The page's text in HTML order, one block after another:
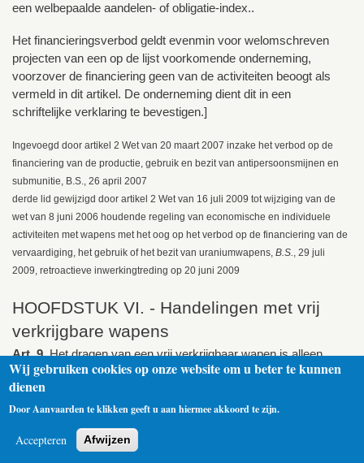
een welbepaalde aandelen- of obligatie-index..
Het financieringsverbod geldt evenmin voor welomschreven
projecten van een op de lijst voorkomende onderneming,
voorzover de financiering geen van de activiteiten beoogt als
vermeld in dit artikel. De onderneming dient dit in een
schriftelijke verklaring te bevestigen.]
Ingevoegd door artikel 2 Wet van 20 maart 2007 inzake het verbod op de
financiering van de productie, gebruik en bezit van antipersoonsmijnen en
submunitie, B.S., 26 april 2007
derde lid gewijzigd door artikel 2 Wet van 16 juli 2009 tot wijziging van de
wet van 8 juni 2006 houdende regeling van economische en individuele
activiteiten met wapens met het oog op het verbod op de financiering van de
vervaardiging, het gebruik of het bezit van uraniumwapens, B.S., 29 juli
2009, retroactieve inwerkingtreding op 20 juni 2009
HOOFDSTUK VI. - Handelingen met vrij
verkrijgbare wapens
Art. 9.Het dragen van een vrij verkrijgbaar wapen is alleen
toegestaan aan diegene, die daartoe een wettige reden kan
aantonen.
HOOFDSTUK VII Handelingen met
vergunningsplichtige wapens
Wij gebruiken cookies op onze website om u beter te kunnen
dienen
Door Aanvaarden te klikken geeft u aan hiermee akkoord te zijn.
Accepteren Afwijzen